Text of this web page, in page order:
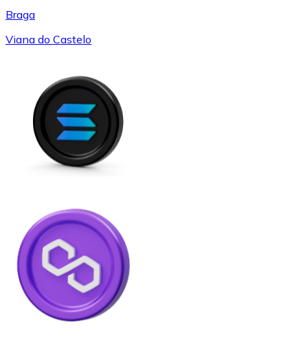
Braga
Viana do Castelo